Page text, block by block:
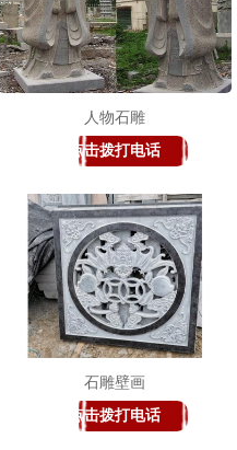
人物石雕
点击拨打电话
石雕壁画
点击拨打电话